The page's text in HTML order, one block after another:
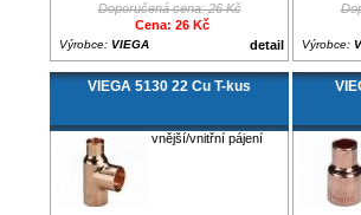
Doporučená cena: 26 Kč
Cena: 26 Kč
detail
Výrobce: VIEGA Výrobce:
VIEGA 5130 22 Cu T-kus
vnější/vnitřní pájení